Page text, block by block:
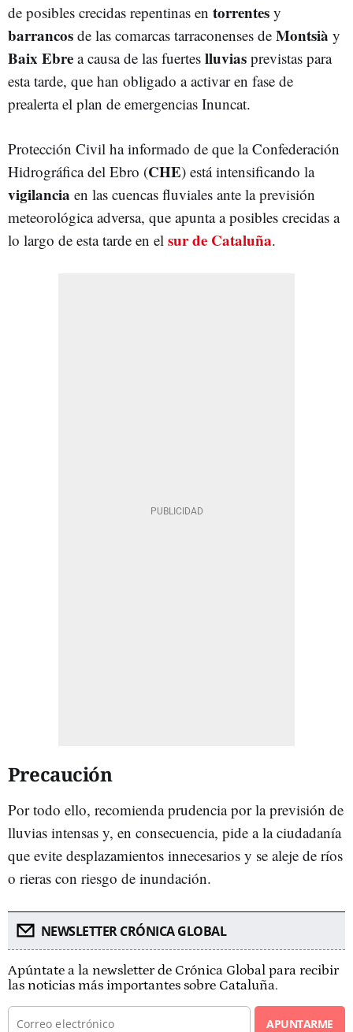
de posibles crecidas repentinas en torrentes y
barrancos de las comarcas tarraconenses de Montsià y
Baix Ebre a causa de las fuertes lluvias previstas para
esta tarde, que han obligado a activar en fase de
prealerta el plan de emergencias Inuncat.
Protección Civil ha informado de que la Confederación
Hidrográfica del Ebro (CHE) está intensificando la
vigilancia en las cuencas fluviales ante la previsión
meteorológica adversa, que apunta a posibles crecidas a
lo largo de esta tarde en el sur de Cataluña.
Precaución
Por todo ello, recomienda prudencia por la previsión de
lluvias intensas y, en consecuencia, pide a la ciudadanía
que evite desplazamientos innecesarios y se aleje de ríos
o rieras con riesgo de inundación.
NEWSLETTER CRÓNICA GLOBAL
Apúntate a la newsletter de Crónica Global para recibir
las noticias más importantes sobre Cataluña.
APUNTARME